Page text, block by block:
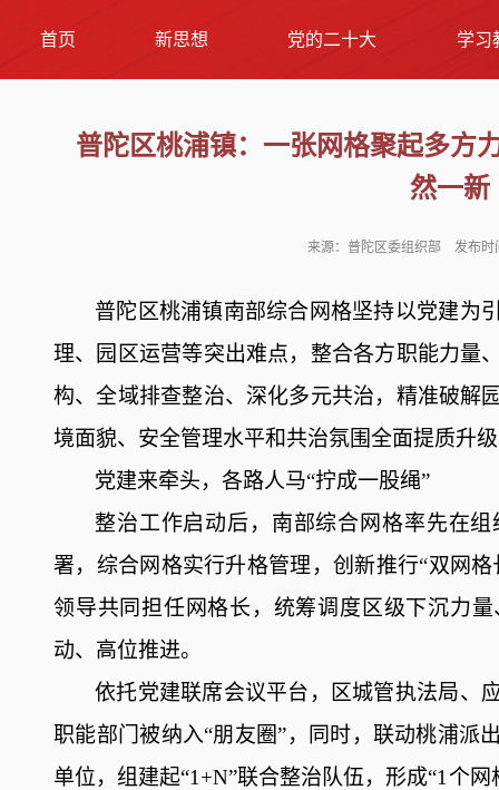
首页 新思想 党的二十大 学习
普陀区桃浦镇：一张网格聚起多方
然一新
来源：普陀区委组织部 发布时
普陀区桃浦镇南部综合网格坚持以党建为
理、园区运营等突出难点，整合各方职能力量
构、全域排查整治、 深化多元共治，精准破解
境面貌、安全管理水平和共治氛围全面提质升级
党建来牵头， 各路人马“拧成一股绳”
整治工作启动后，南部综合网格率先在组
署， 综合网格实行升格管理，创新推行“双网
领导共同担任网格长，统筹调度 区级下沉力量
动、高位推进。
依托党建联席会议平台 ，区城管执法局、
职能部门被纳入“朋友圈”， 同时， 联动桃浦派
单位，组建起“1+N”联合整治队伍，形成“1个网